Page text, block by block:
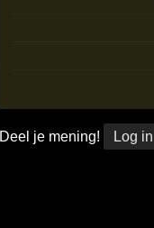
Deel je mening! Log in